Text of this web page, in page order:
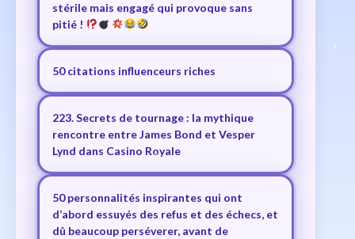
stérile mais engagé qui provoque sans
pitié !
50 citations influenceurs riches
223. Secrets de tournage : la mythique
rencontre entre James Bond et Vesper
Lynd dans Casino Royale
50 personnalités inspirantes qui ont
d’abord essuyés des refus et des échecs, et
dû beaucoup perséverer, avant de